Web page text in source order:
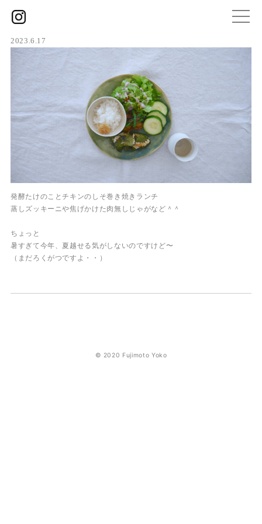
2023.6.17
発酵たけのことチキンのしそ巻き焼きランチ
蒸しズッキーニや焦げかけた肉無しじゃがなど＾＾
ちょっと
暑すぎて今年、夏越せる気がしないのですけど〜
（まだろくがつですよ・・）
© 2020 Fujimoto Yoko